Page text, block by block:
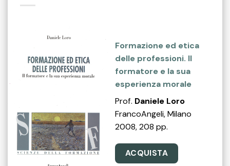
Formazione ed etica
delle professioni. Il
formatore e la sua
esperienza morale
Prof. Daniele Loro
FrancoAngeli, Milano
2008, 208 pp.
ACQUISTA